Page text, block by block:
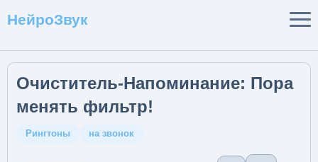
НейроЗвук
Очиститель-Напоминание: Пора
менять фильтр!
Рингтоны на звонок